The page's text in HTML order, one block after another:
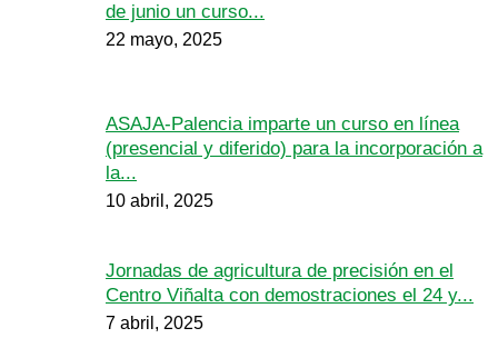
de junio un curso...
22 mayo, 2025
ASAJA-Palencia imparte un curso en línea
(presencial y diferido) para la incorporación a
la...
10 abril, 2025
Jornadas de agricultura de precisión en el
Centro Viñalta con demostraciones el 24 y...
7 abril, 2025